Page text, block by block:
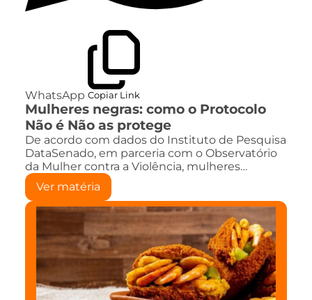
WhatsApp Copiar Link
Mulheres negras: como o Protocolo
Não é Não as protege
De acordo com dados do Instituto de Pesquisa
DataSenado, em parceria com o Observatório
da Mulher contra a Violência, mulheres…
Ver matéria